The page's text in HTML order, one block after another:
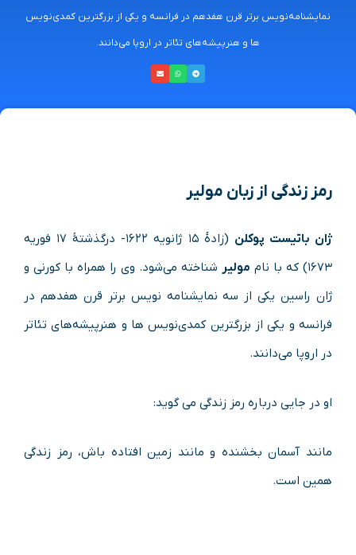
نمایشنامه‌نویس برتر قرن هفدهم در فرانسه و یکی از بزرگترین کمدی‌نویس
ها و هنرپیشه‌های تئاتر در اروپا می‌دانند.
رمز زندگی از زبان مولیر
ژان باتیست پوکلن
(زادهٔ ۱۵ ژانویه ۱۶۲۲- درگذشتهٔ ۱۷ فوریه
۱۶۷۳) که با نام
مولیر شناخته می‌شود. وی را همراه با کورنی و
ژان راسین یکی از سه نمایشنامه‌ نویس برتر قرن هفدهم در
فرانسه و یکی از بزرگترین کمدی‌نویس ها و هنرپیشه‌های تئاتر
در اروپا می‌دانند.
او در جایی درباره رمز زندگی می گوید:
مانند آسمان بخشنده و مانند زمین افتاده باش، رمز زندگی
همین است.